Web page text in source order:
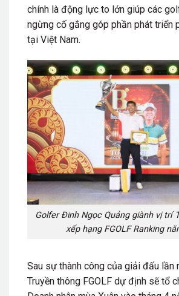
chính là động lực to lớn giúp các
ngừng cố gắng góp phần phát triển
tại Việt Nam.
Golfer Đinh Ngọc Quảng giành vị trí
xếp hạng FGOLF Ranking
Sau sự thành công của giải đấu lần
Truyền thông FGOLF dự định sẽ tổ